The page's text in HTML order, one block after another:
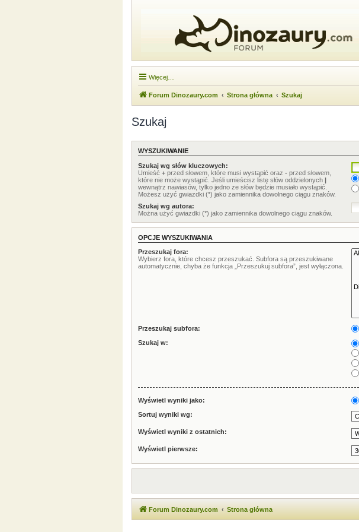
Więcej…
Forum Dinozaury.com Strona główna Szukaj
Szukaj
WYSZUKIWANIE
Szukaj wg słów kluczowych:
Umieść + przed słowem, które musi wystąpić oraz - przed słowem,
które nie może wystąpić. Jeśli umieścisz listę słów oddzielonych |
wewnątrz nawiasów, tylko jedno ze słów będzie musiało wystąpić.
Możesz użyć gwiazdki (*) jako zamiennika dowolnego ciągu znaków.
Szukaj wg autora:
Można użyć gwiazdki (*) jako zamiennika dowolnego ciągu znaków.
OPCJE WYSZUKIWANIA
Przeszukaj fora:
Wybierz fora, które chcesz przeszukać. Subfora są przeszukiwane
automatycznie, chyba że funkcja „Przeszukuj subfora”, jest wyłączona.
Przeszukaj subfora:
Szukaj w:
Wyświetl wyniki jako:
Sortuj wyniki wg:
Wyświetl wyniki z ostatnich:
Wyświetl pierwsze:
Forum Dinozaury.com Strona główna